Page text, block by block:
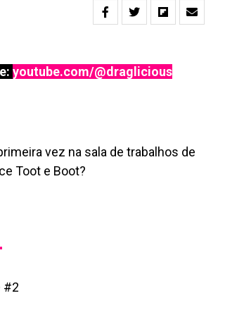
youtube.com/@draglicious
vez na sala de trabalhos de
Toot e Boot?